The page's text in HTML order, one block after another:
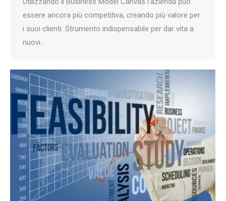
essere ancora più competitiva, creando più valore per
i suoi clienti. Strumento indispensabile per dar vita a
nuovi…